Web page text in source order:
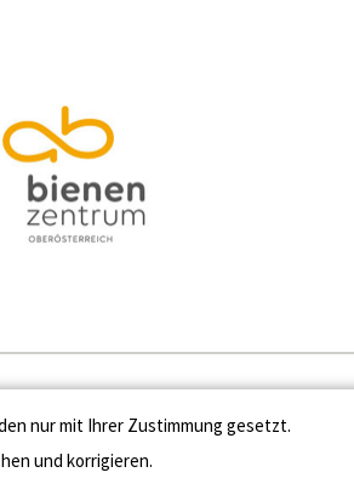
nur mit Ihrer Zustimmung gesetzt.
und korrigieren.